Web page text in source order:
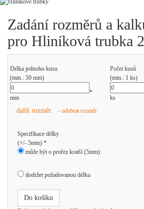
Zadání rozměrů a
pro Hliníková trubka
Délka jednoho kusu
(min.: 50 mm)
Počet kusů
(min.: 1 ks)
mm
*
ks
další rozměr - odebrat rozměr
Specifikace délky
(+/- 5mm) *
může být o prořez kratší (5mm)
dodržet požadovanou délku
Do košíku